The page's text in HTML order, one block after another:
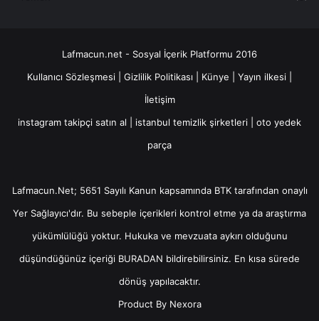
Lafmacun.net - Sosyal İçerik Platformu 2016
Kullanıcı Sözleşmesi
Gizlilik Politikası Künye Yayın ilkesi
İletişim
instagram takipçi satın al
istanbul temizlik şirketleri
oto yedek
parça
Lafmacun.Net; 5651 Sayılı Kanun kapsamında BTK tarafından onaylı
Yer Sağlayıcı'dır. Bu sebeple içerikleri kontrol etme ya da araştırma
yükümlülüğü yoktur. Hukuka ve mevzuata aykırı olduğunu
düşündüğünüz içeriği BURADAN bildirebilirsiniz. En kısa sürede
dönüş yapılacaktır.
Product By Nexora